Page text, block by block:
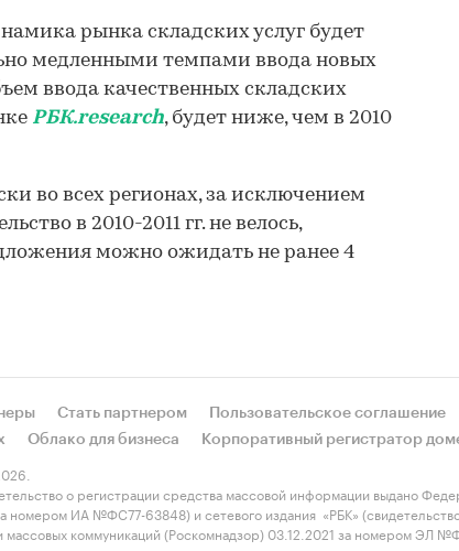
рынка складских услуг будет
медленными темпами ввода новых
ввода качественных складских
РБК.research, будет ниже, чем в 2010
во всех регионах, за исключением
в 2010-2011 гг. не велось,
можно ожидать не ранее 4
Стать партнером Пользовательское соглашение
Облако для бизнеса Корпоративный регистратор
о регистрации средства массовой информации выдано
номером ИА №ФС77-63848) и сетевого издания «РБК»
коммуникаций (Роскомнадзор) 03.12.2021 за номером ЭЛ